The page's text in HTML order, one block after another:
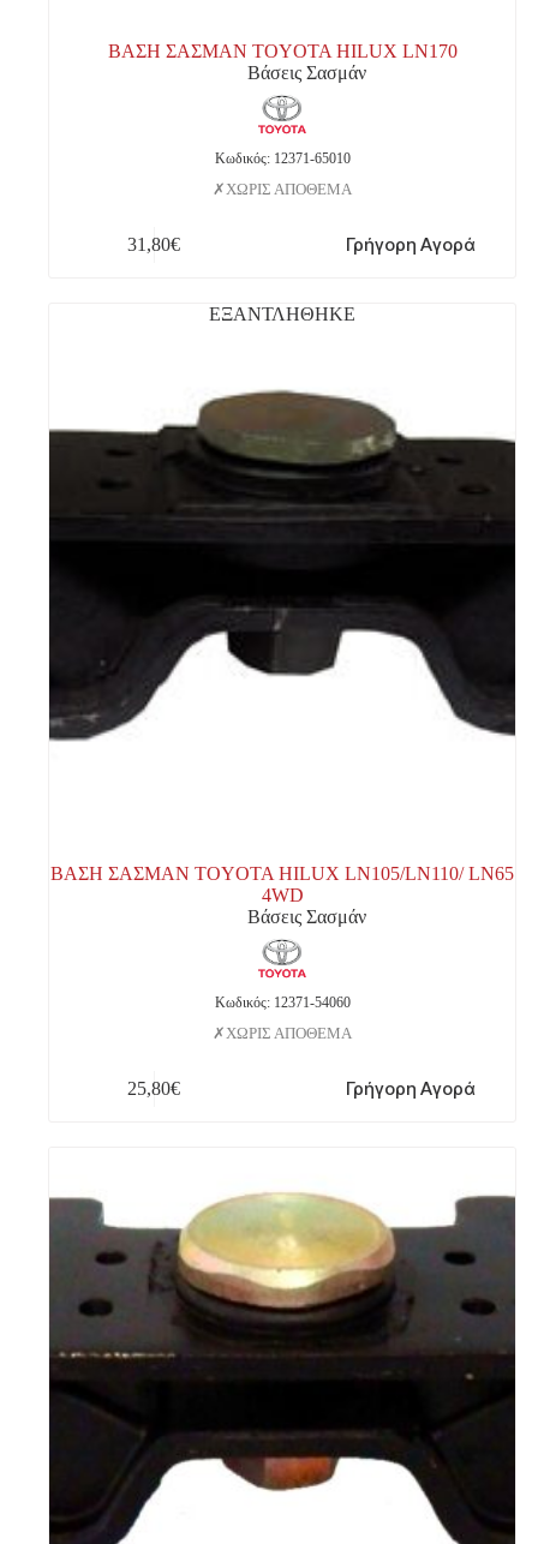
ΒΑΣΗ ΣΑΣΜΑΝ TOYOTA HILUX LN170
Βάσεις Σασμάν
Κωδικός: 12371-65010
ΧΩΡΙΣ ΑΠΟΘΕΜΑ
31,80€ Γρήγορη Αγορά
ΕΞΑΝΤΛΗΘΗΚΕ
ΒΑΣΗ ΣΑΣΜΑΝ TOYOTA HILUX LN105/LΝ110/ LN65
4WD
Βάσεις Σασμάν
Κωδικός: 12371-54060
ΧΩΡΙΣ ΑΠΟΘΕΜΑ
25,80€ Γρήγορη Αγορά